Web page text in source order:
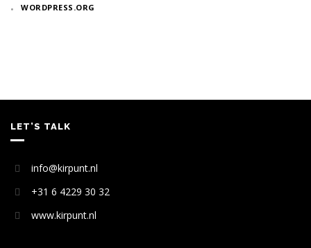
WORDPRESS.ORG
LET’S TALK
info@kirpunt.nl
+31 6 4229 30 32
www.kirpunt.nl